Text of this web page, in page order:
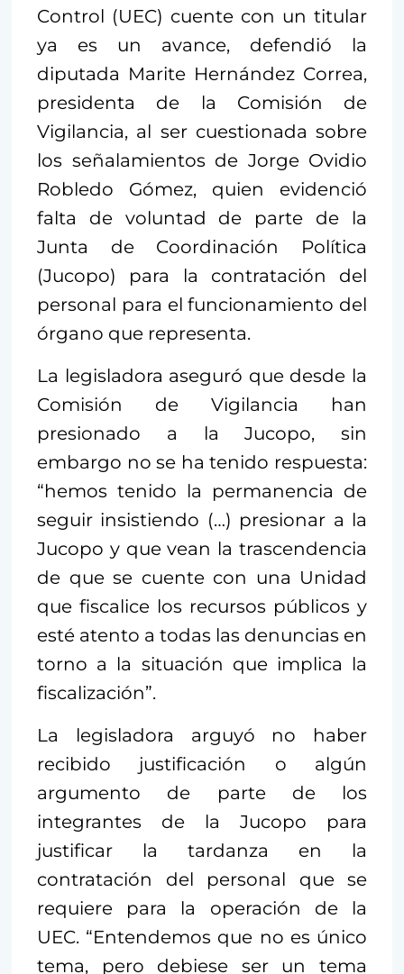
Control (UEC) cuente con un titular
ya es un avance, defendió la
diputada Marite Hernández Correa,
presidenta de la Comisión de
Vigilancia, al ser cuestionada sobre
los señalamientos de Jorge Ovidio
Robledo Gómez, quien evidenció
falta de voluntad de parte de la
Junta de Coordinación Política
(Jucopo) para la contratación del
personal para el funcionamiento del
órgano que representa.
La legisladora aseguró que desde la
Comisión de Vigilancia han
presionado a la Jucopo, sin
embargo no se ha tenido respuesta:
“hemos tenido la permanencia de
seguir insistiendo (…) presionar a la
Jucopo y que vean la trascendencia
de que se cuente con una Unidad
que fiscalice los recursos públicos y
esté atento a todas las denuncias en
torno a la situación que implica la
fiscalización”.
La legisladora arguyó no haber
recibido justificación o algún
argumento de parte de los
integrantes de la Jucopo para
justificar la tardanza en la
contratación del personal que se
requiere para la operación de la
UEC. “Entendemos que no es único
tema, pero debiese ser un tema